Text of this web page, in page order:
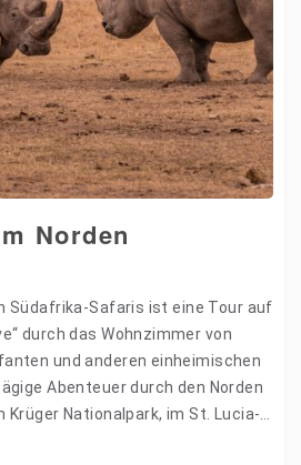
Norden
Südafrika-Safaris ist eine Tour auf
durch das Wohnzimmer von
und anderen einheimischen
Abenteuer durch den Norden
Nationalpark, im St. Lucia-